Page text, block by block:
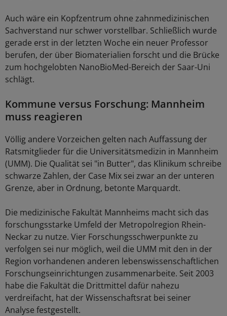
Auch wäre ein Kopfzentrum ohne zahnmedizinischen
Sachverstand nur schwer vorstellbar. Schließlich wurde
gerade erst in der letzten Woche ein neuer Professor
berufen, der über Biomaterialien forscht und die Brücke
zum hochgelobten NanoBioMed-Bereich der Saar-Uni
schlägt.
Kommune versus Forschung: Mannheim
muss reagieren
Völlig andere Vorzeichen gelten nach Auffassung der
Ratsmitglieder für die Universitätsmedizin in Mannheim
(UMM). Die Qualität sei "in Butter", das Klinikum schreibe
schwarze Zahlen, der Case Mix sei zwar an der unteren
Grenze, aber in Ordnung, betonte Marquardt.
Die medizinische Fakultät Mannheims macht sich das
forschungsstarke Umfeld der Metropolregion Rhein-
Neckar zu nutze. Vier Forschungsschwerpunkte zu
verfolgen sei nur möglich, weil die UMM mit den in der
Region vorhandenen anderen lebenswissenschaftlichen
Forschungseinrichtungen zusammenarbeite. Seit 2003
habe die Fakultät die Drittmittel dafür nahezu
verdreifacht, hat der Wissenschaftsrat bei seiner
Analyse festgestellt.